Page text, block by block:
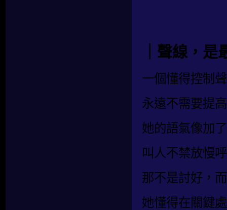
｜聲線，
一個懂得控制
永遠不需要提
她的語氣像加
叫人不禁放慢
那不是討好，
她懂得在關鍵